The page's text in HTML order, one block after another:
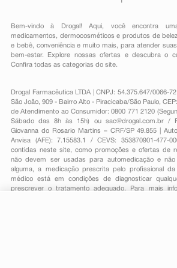
Bem-vindo à Drogal! Aqui, você encontra
medicamentos , dermocosméticos e produtos de
e bebê, conveniênciae muito mais, para atender
bem-estar. Explore nossas ofertas e descubra o
Confira todas as categorias do site.
Drogal Farmacêutica LTDA | CNPJ: 54.375.647/0066-
São João, 909 - Bairro Alto - Piracicaba/São Paulo,
de Atendimento ao Consumidor: 0800 771 2120
Sábado das 8h às 15h) ou sac@drogal.com.br/
Giovanna do Rosario Martins – CRF/SP 49.855 |
Anvisa (AFE): 7.15583.1 / CEVS: 353870901-477-
contidas neste site, como promoções e ofertas de
não devem ser usadas para automedicação e
alguma, a medicação prescrita pelo profissional
médico está em condições de diagnosticar
prescrever o tratamento adequado. Para mais